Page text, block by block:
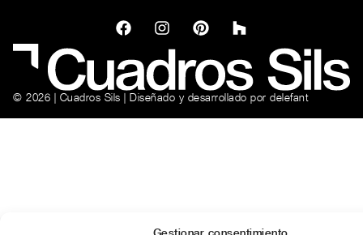
© 2026 | Cuadros Sils | Diseñado y desarrollado por delefant